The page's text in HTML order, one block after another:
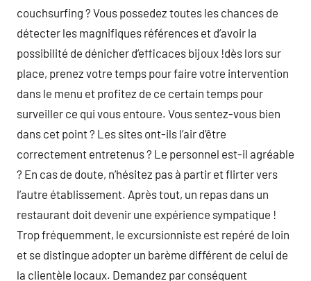
couchsurfing ? Vous possedez toutes les chances de
détecter les magnifiques références et d’avoir la
possibilité de dénicher d’efficaces bijoux !dès lors sur
place, prenez votre temps pour faire votre intervention
dans le menu et profitez de ce certain temps pour
surveiller ce qui vous entoure. Vous sentez-vous bien
dans cet point ? Les sites ont-ils l’air d’être
correctement entretenus ? Le personnel est-il agréable
? En cas de doute, n’hésitez pas à partir et flirter vers
l’autre établissement. Après tout, un repas dans un
restaurant doit devenir une expérience sympatique !
Trop fréquemment, le excursionniste est repéré de loin
et se distingue adopter un barème différent de celui de
la clientèle locaux. Demandez par conséquent